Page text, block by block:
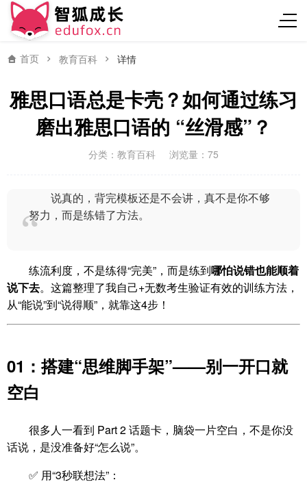
首页 教育百科 详情
雅思口语总是卡壳？如何通过练习
磨出雅思口语的 “丝滑感”？
分类： 教育百科 浏览量：75
说真的，背完模板还是不会讲，真不是你不够
努力，而是练错了方法。
练流利度，不是练得“完美”，而是练到哪怕说错也能顺着
说下去。这篇整理了我自己+无数考生验证有效的训练方法，
从“能说”到“说得顺”，就靠这4步！
01：搭建“思维脚手架”——别一开口就
空白
很多人一看到 Part 2 话题卡，脑袋一片空白，不是你没
话说，是没准备好“怎么说”。
✅ 用“3秒联想法”：